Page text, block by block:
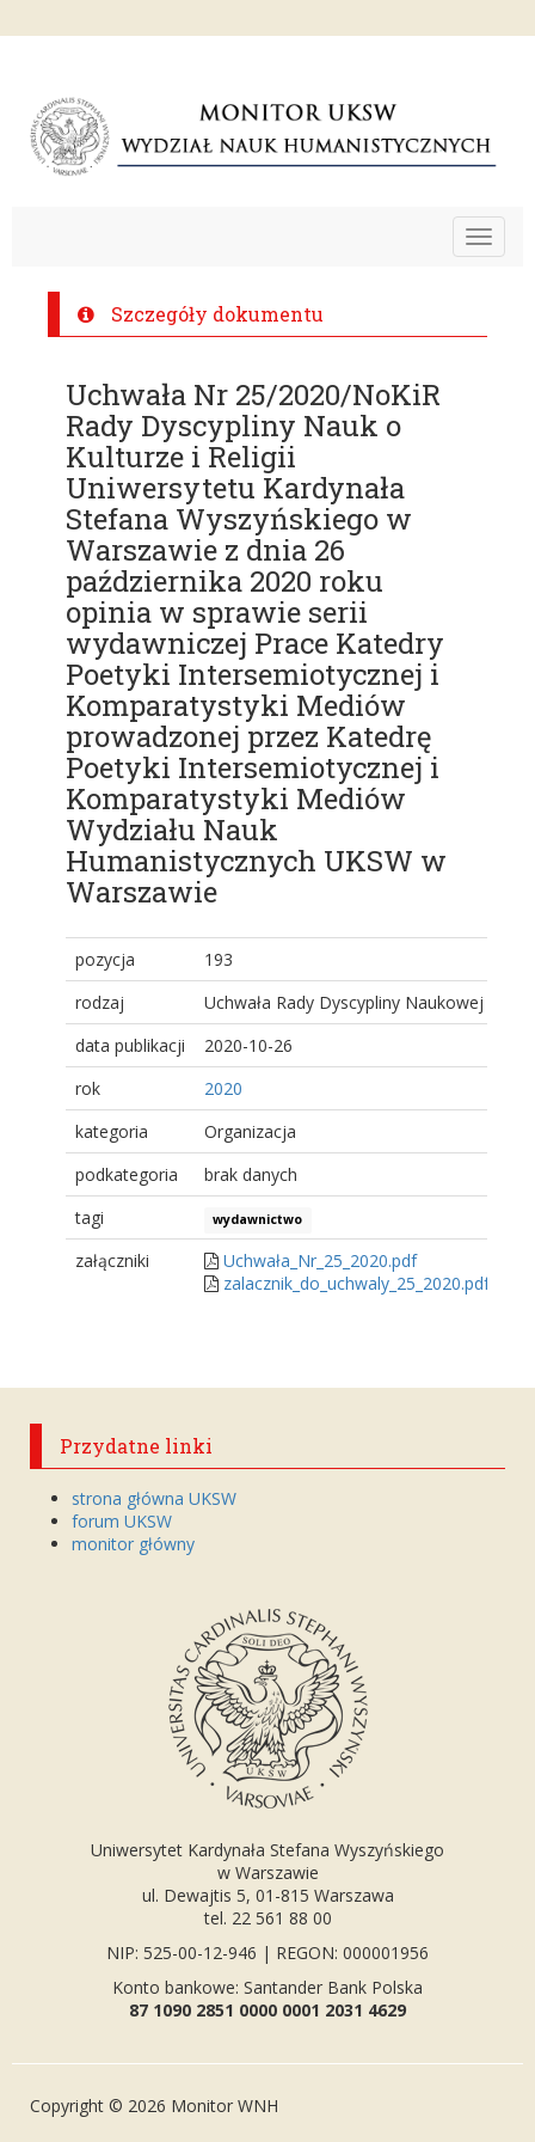
Toggle
Szczegóły dokumentu
Uchwała Nr 25/2020/NoKiR
Rady Dyscypliny Nauk o
Kulturze i Religii
Uniwersytetu Kardynała
Stefana Wyszyńskiego w
Warszawie z dnia 26
października 2020 roku
opinia w sprawie serii
wydawniczej Prace Katedry
Poetyki Intersemiotycznej i
Komparatystyki Mediów
prowadzonej przez Katedrę
Poetyki Intersemiotycznej i
Komparatystyki Mediów
Wydziału Nauk
Humanistycznych UKSW w
Warszawie
pozycja
193
rodzaj
Uchwała Rady Dyscypliny Naukowej
data publikacji
2020-10-26
rok
2020
kategoria
Organizacja
podkategoria
brak danych
tagi
wydawnictwo
załączniki
Uchwała_Nr_25_2020.pdf
zalacznik_do_uchwaly_25_2020.pdf
Przydatne linki
strona główna UKSW
forum UKSW
monitor główny
Uniwersytet Kardynała Stefana Wyszyńskiego
w Warszawie
ul. Dewajtis 5, 01-815 Warszawa
tel. 22 561 88 00
NIP: 525-00-12-946 | REGON: 000001956
Konto bankowe: Santander Bank Polska
87 1090 2851 0000 0001 2031 4629
Copyright © 2026 Monitor WNH